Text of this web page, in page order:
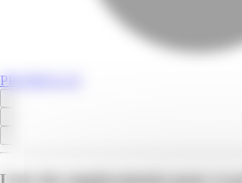
PROMOS.GF